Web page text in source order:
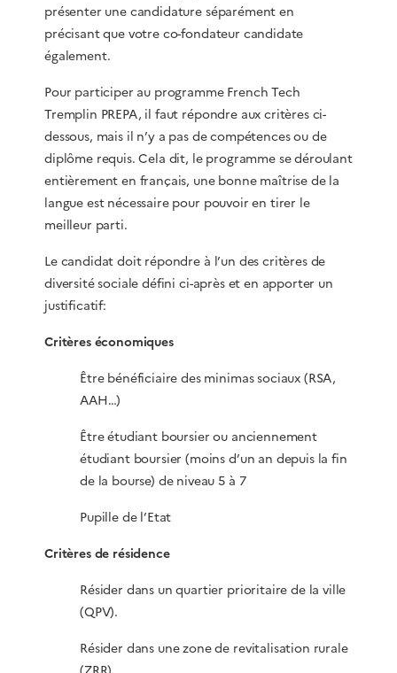
présenter une candidature séparément en
précisant que votre co-fondateur candidate
également.
Pour participer au programme French Tech
Tremplin PREPA, il faut répondre aux critères ci-
dessous, mais il n’y a pas de compétences ou de
diplôme requis. Cela dit, le programme se déroulant
entièrement en français, une bonne maîtrise de la
langue est nécessaire pour pouvoir en tirer le
meilleur parti.
Le candidat doit répondre à l’un des critères de
diversité sociale défini ci-après et en apporter un
justificatif:
Critères économiques
Être bénéficiaire des minimas sociaux (RSA,
AAH…)
Être étudiant boursier ou anciennement
étudiant boursier (moins d’un an depuis la fin
de la bourse) de niveau 5 à 7
Pupille de l’Etat
Critères de résidence
Résider dans un quartier prioritaire de la ville
(QPV).
Résider dans une zone de revitalisation rurale